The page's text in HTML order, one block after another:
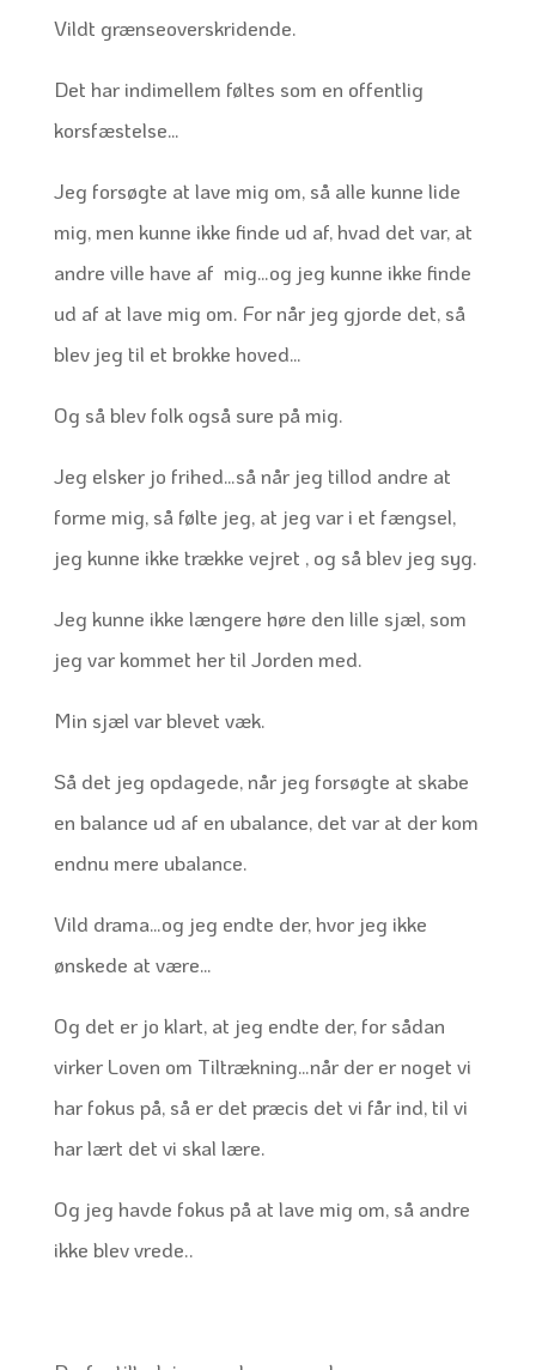
Vildt grænseoverskridende.
Det har indimellem føltes som en offentlig
korsfæstelse…
Jeg forsøgte at lave mig om, så alle kunne lide
mig, men kunne ikke finde ud af, hvad det var, at
andre ville have af mig…og jeg kunne ikke finde
ud af at lave mig om. For når jeg gjorde det, så
blev jeg til et brokke hoved…
Og så blev folk også sure på mig.
Jeg elsker jo frihed…så når jeg tillod andre at
forme mig, så følte jeg, at jeg var i et fængsel,
jeg kunne ikke trække vejret , og så blev jeg syg.
Jeg kunne ikke længere høre den lille sjæl, som
jeg var kommet her til Jorden med.
Min sjæl var blevet væk.
Så det jeg opdagede, når jeg forsøgte at skabe
en balance ud af en ubalance, det var at der kom
endnu mere ubalance.
Vild drama…og jeg endte der, hvor jeg ikke
ønskede at være…
Og det er jo klart, at jeg endte der, for sådan
virker Loven om Tiltrækning…når der er noget vi
har fokus på, så er det præcis det vi får ind, til vi
har lært det vi skal lære.
Og jeg havde fokus på at lave mig om, så andre
ikke blev vrede..